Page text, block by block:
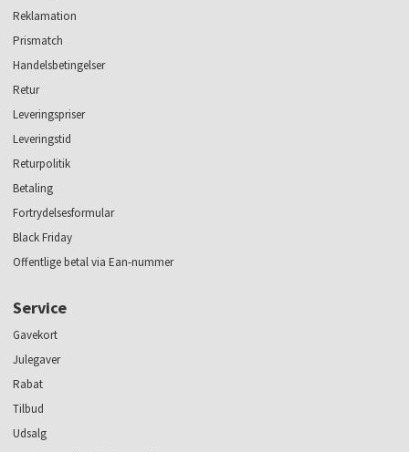
Reklamation
Prismatch
Handelsbetingelser
Retur
Leveringspriser
Leveringstid
Returpolitik
Betaling
Fortrydelsesformular
Black Friday
Offentlige betal via Ean-nummer
Service
Gavekort
Julegaver
Rabat
Tilbud
Udsalg